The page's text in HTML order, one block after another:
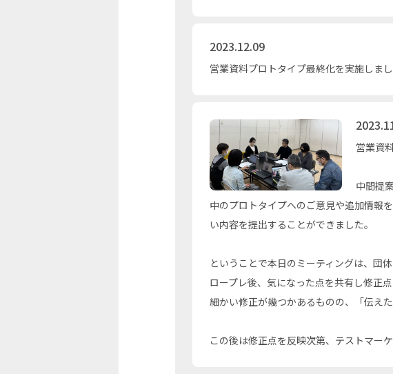
2023.12.09
営業資料プロトタイプ最終化を実施しまし
営業資
中間提
中のプロトタイプへのご意見や追加情報
い内容を提出することができました。
ということで本日のミーティングは、団
ロープレ後、気になった点を共有し修正点
細かい修正が幾つかあるものの、「伝え
この後は修正点を反映次第、テストマー